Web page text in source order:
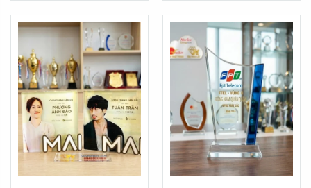
Các bạn sẽ hỗ trợ Quí khách tận tình nhất!
Các bạn có thể tham khảo thêm các mẫu mã khác ở đây:
Pha lê In Hình
Hoặc các Sản phẩm khác ở đây: Quà Tặng Pha lê
Tham khảo Về Chúng Tôi
Hoặc quay về Trang chủ